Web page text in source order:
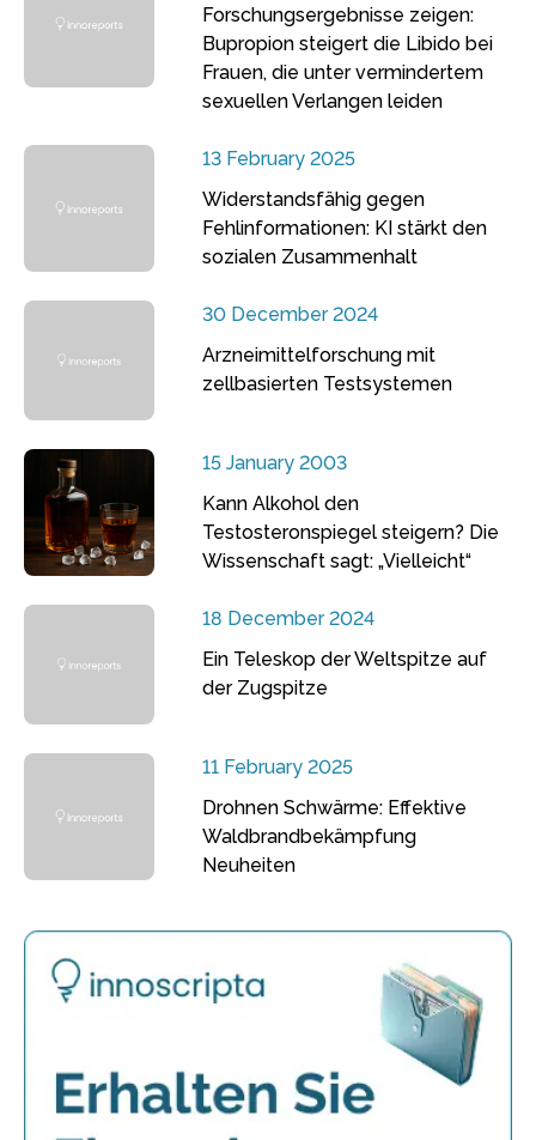
Forschungsergebnisse zeigen:
Bupropion steigert die Libido bei
Frauen, die unter vermindertem
sexuellen Verlangen leiden
13 February 2025
Widerstandsfähig gegen
Fehlinformationen: KI stärkt den
sozialen Zusammenhalt
30 December 2024
Arzneimittelforschung mit
zellbasierten Testsystemen
15 January 2003
Kann Alkohol den
Testosteronspiegel steigern? Die
Wissenschaft sagt: „Vielleicht“
18 December 2024
Ein Teleskop der Weltspitze auf
der Zugspitze
11 February 2025
Drohnen Schwärme: Effektive
Waldbrandbekämpfung
Neuheiten